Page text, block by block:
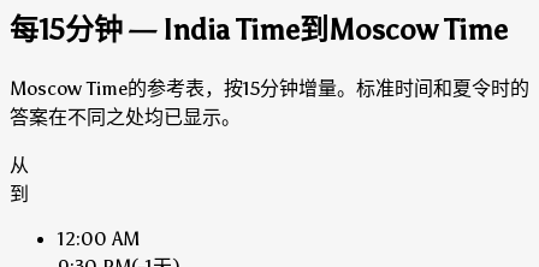
每15分钟 — India Time到Moscow Time
Moscow Time的参考表，按15分钟增量。标准时间和夏令时的
答案在不同之处均已显示。
从
到
12:00 AM